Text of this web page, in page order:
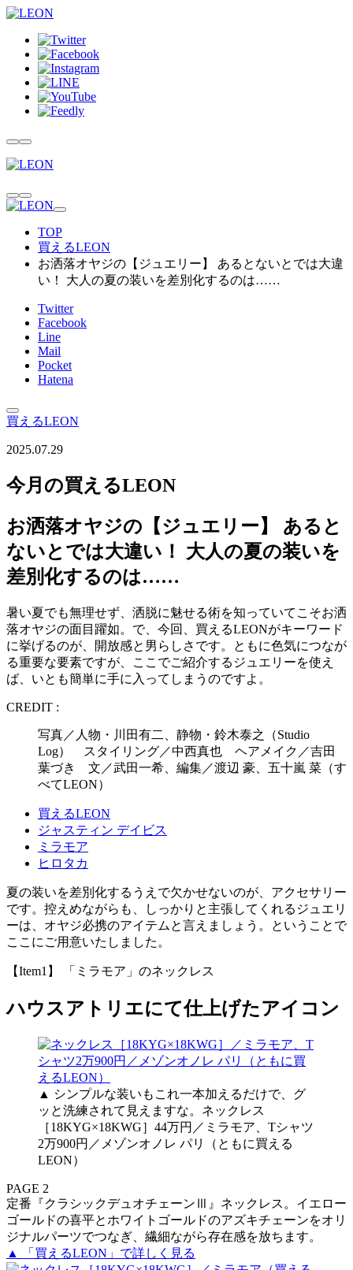
TOP
買えるLEON
お洒落オヤジの【ジュエリー】 あるとないとでは大違
い！ 大人の夏の装いを差別化するのは……
Twitter
Facebook
Line
Mail
Pocket
Hatena
買えるLEON
2025.07.29
今月の買えるLEON
お洒落オヤジの【ジュエリー】 あると
ないとでは大違い！ 大人の夏の装いを
差別化するのは……
暑い夏でも無理せず、洒脱に魅せる術を知っていてこそお洒
落オヤジの面目躍如。で、今回、買えるLEONがキーワード
に挙げるのが、開放感と男らしさです。ともに色気につなが
る重要な要素ですが、ここでご紹介するジュエリーを使え
ば、いとも簡単に手に入ってしまうのですよ。
CREDIT :
写真／人物・川田有二、静物・鈴木泰之（Studio
Log） スタイリング／中西真也 ヘアメイク／吉田
葉づき 文／武田一希、編集／渡辺 豪、五十嵐 菜（す
べてLEON）
買えるLEON
ジャスティン デイビス
ミラモア
ヒロタカ
夏の装いを差別化するうえで欠かせないのが、アクセサリー
です。控えめながらも、しっかりと主張してくれるジュエリ
ーは、オヤジ必携のアイテムと言えましょう。ということで
ここにご用意いたしました。
【Item1】 「ミラモア」のネックレス
ハウスアトリエにて仕上げたアイコン
▲ シンプルな装いもこれ一本加えるだけで、グ
ッと洗練されて見えますな。ネックレス
［18KYG×18KWG］44万円／ミラモア、Tシャツ
2万900円／メゾンオノレ パリ（ともに買える
LEON）
PAGE 2
定番『クラシックデュオチェーンⅢ』ネックレス。イエロー
ゴールドの喜平とホワイトゴールドのアズキチェーンをオリ
ジナルパーツでつなぎ、繊細ながら存在感を放ちます。
▲ 「買えるLEON」で詳しく見る